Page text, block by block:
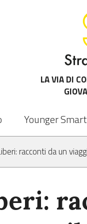
LA VIA DI
Younger
racconti da un